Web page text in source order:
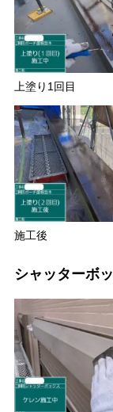
上塗り1回目
施工後
シャッターボ